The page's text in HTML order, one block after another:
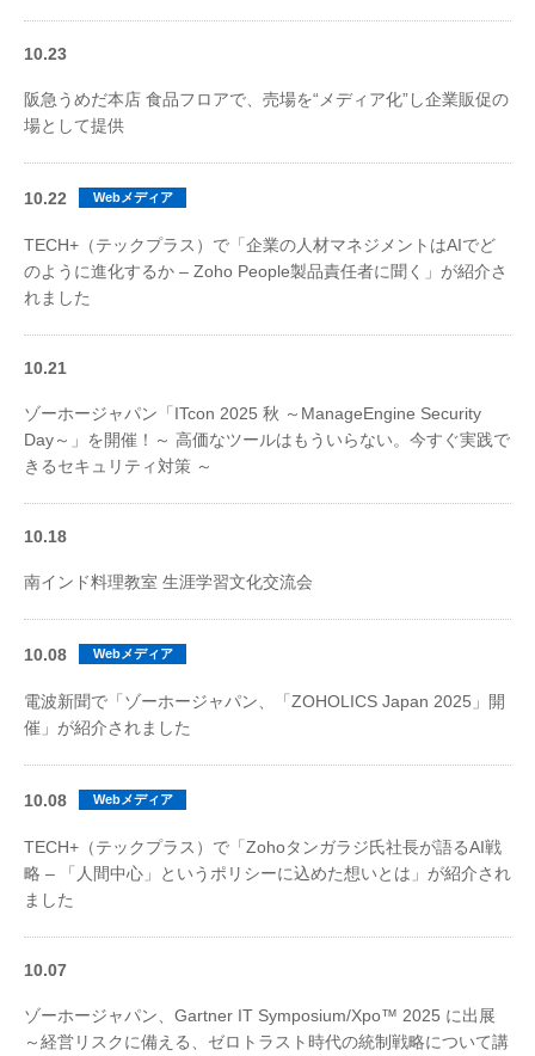
10.23
阪急うめだ本店 食品フロアで、売場を“メディア化”し企業販促の
場として提供
10.22 Webメディア
TECH+（テックプラス）で「企業の人材マネジメントはAIでど
のように進化するか – Zoho People製品責任者に聞く」が紹介さ
れました
10.21
ゾーホージャパン「ITcon 2025 秋 ～ManageEngine Security
Day～」を開催！～ 高価なツールはもういらない。今すぐ実践で
きるセキュリティ対策 ～
10.18
南インド料理教室 生涯学習文化交流会
10.08 Webメディア
電波新聞で「ゾーホージャパン、「ZOHOLICS Japan 2025」開
催」が紹介されました
10.08 Webメディア
TECH+（テックプラス）で「Zohoタンガラジ氏社長が語るAI戦
略 – 「人間中心」というポリシーに込めた想いとは」が紹介され
ました
10.07
ゾーホージャパン、Gartner IT Symposium/Xpo™ 2025 に出展
～経営リスクに備える、ゼロトラスト時代の統制戦略について講